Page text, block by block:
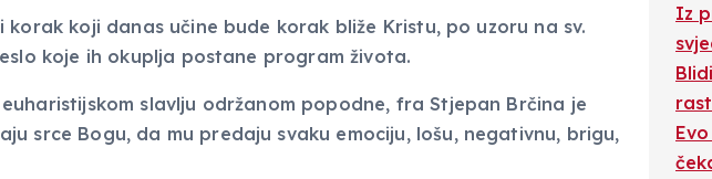
korak koji danas učine bude korak bliže Kristu, po uzoru na sv.
koje ih okuplja postane program života.
slavlju održanom popodne, fra Stjepan Brčina je
srce Bogu, da mu predaju svaku emociju, lošu, negativnu, brigu,
Iz